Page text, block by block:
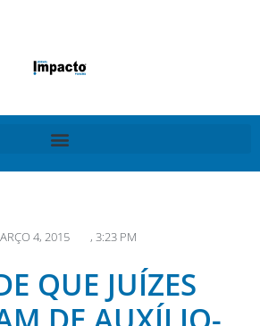
4, 2015 , 3:23 PM
QUE JUÍZES